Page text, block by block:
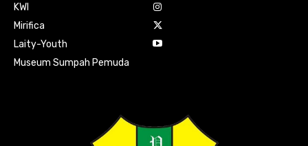
KWI
Mirifica
Laity-Youth
Museum Sumpah Pemuda